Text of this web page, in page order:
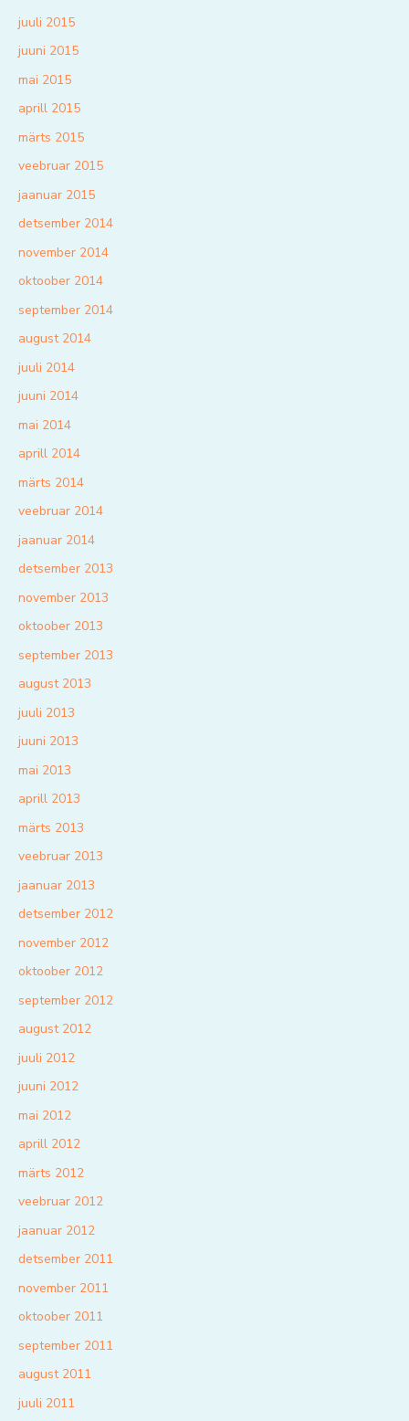
juuli 2015
juuni 2015
mai 2015
aprill 2015
märts 2015
veebruar 2015
jaanuar 2015
detsember 2014
november 2014
oktoober 2014
september 2014
august 2014
juuli 2014
juuni 2014
mai 2014
aprill 2014
märts 2014
veebruar 2014
jaanuar 2014
detsember 2013
november 2013
oktoober 2013
september 2013
august 2013
juuli 2013
juuni 2013
mai 2013
aprill 2013
märts 2013
veebruar 2013
jaanuar 2013
detsember 2012
november 2012
oktoober 2012
september 2012
august 2012
juuli 2012
juuni 2012
mai 2012
aprill 2012
märts 2012
veebruar 2012
jaanuar 2012
detsember 2011
november 2011
oktoober 2011
september 2011
august 2011
juuli 2011